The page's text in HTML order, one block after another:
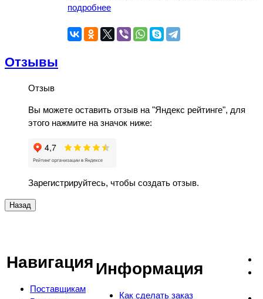
подробнее
Отзывы
Отзыв
Вы можете оставить отзыв на "Яндекс рейтинге", для
этого нажмите на значок ниже:
Зарегистрируйтесь, чтобы создать отзыв.
Навигация
Поставщикам
Информация
Как сделать заказ